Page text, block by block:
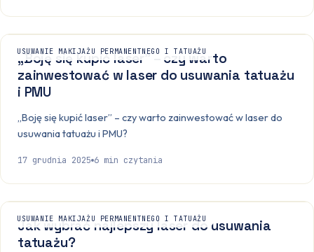
USUWANIE MAKIJAŻU PERMANENTNEGO I TATUAŻU
„Boję się kupić laser” – czy warto
zainwestować w laser do usuwania tatuażu
i PMU
„Boję się kupić laser” – czy warto zainwestować w laser do
usuwania tatuażu i PMU?
17 grudnia 2025 6 min czytania
USUWANIE MAKIJAŻU PERMANENTNEGO I TATUAŻU
Jak wybrać najlepszy laser do usuwania
tatuażu?